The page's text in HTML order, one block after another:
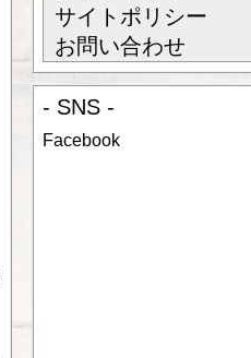
サイトポリシー
お問い合わせ
- SNS -
Facebook